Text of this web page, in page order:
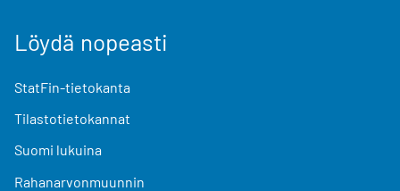
Löydä nopeasti
StatFin-tietokanta
Tilastotietokannat
Suomi lukuina
Rahanarvonmuunnin